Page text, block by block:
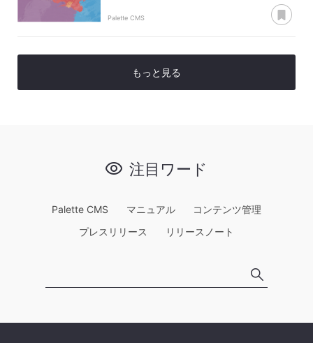
Palette CMS
もっと見る
注目ワード
Palette CMS マニュアル
コンテンツ管理
プレスリリース
リリースノート